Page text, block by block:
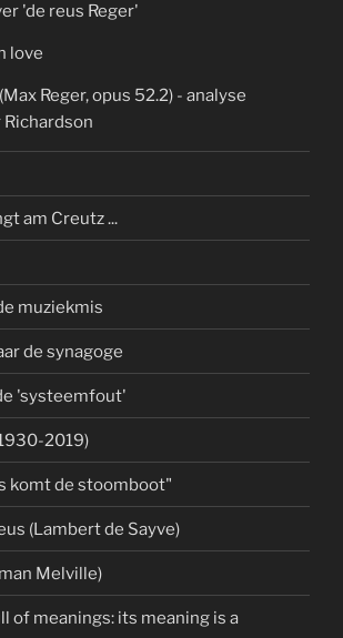
'de reus Reger'
love
Reger, opus 52.2) - analyse
am Creutz ...
muziekmis
de synagoge
'systeemfout'
2019)
komt de stoomboot"
(Lambert de Sayve)
Melville)
of meanings: its meaning is a